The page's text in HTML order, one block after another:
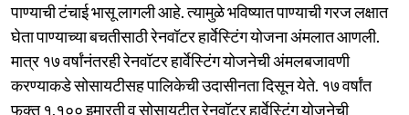
पाण्याची टंचाई भासू लागली आहे. त्यामुळे भविष्यात पाण्याची गरज लक्षात
घेता पाण्याच्या बचतीसाठी रेनवॉटर हार्वेस्टिंग योजना अंमलात आणली.
मात्र १७ वर्षांनंतरही रेनवॉटर हार्वेस्टिंग योजनेची अंमलबजावणी
करण्याकडे सोसायटीसह पालिकेची उदासीनता दिसून येते. १७ वर्षांत
फक्त १,१०० इमारती व सोसायटीत रेनवॉटर हार्वेस्टिंग योजनेची